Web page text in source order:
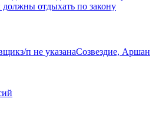
отдыхать по закону
з/п не указанаСозвездие, Аршан